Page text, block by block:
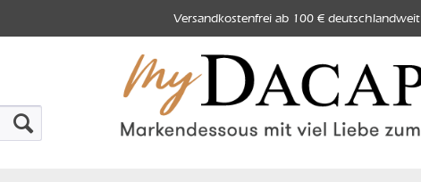
Versandkostenfrei ab 100 € deutschlandweit